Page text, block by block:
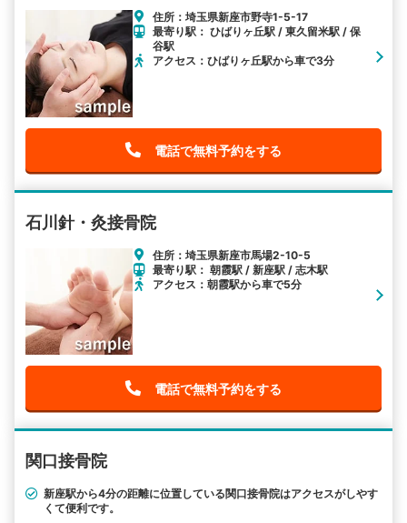
住所：埼玉県新座市野寺1-5-17
最寄り駅： ひばりヶ丘駅 / 東久留米駅 / 保
谷駅
アクセス：ひばりヶ丘駅から車で3分
電話で無料予約をする
石川針・灸接骨院
住所：埼玉県新座市馬場2-10-5
最寄り駅： 朝霞駅 / 新座駅 / 志木駅
アクセス：朝霞駅から車で5分
電話で無料予約をする
関口接骨院
新座駅から4分の距離に位置している関口接骨院はアクセスがしやす
くて便利です。